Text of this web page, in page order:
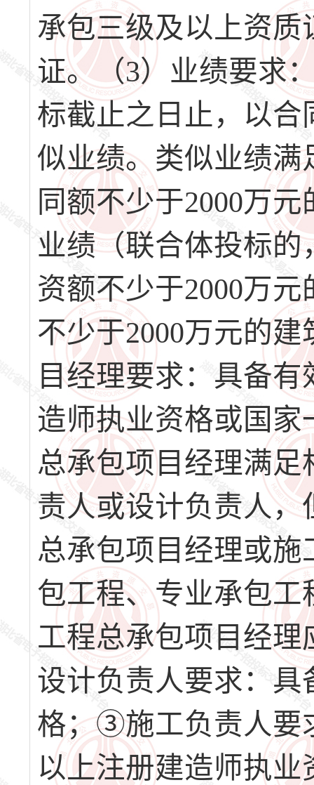
承包三级及以上资
证。（3）业绩要求
标截止之日止，以
似业绩。类似业绩
同额不少于2000万
业绩（联合体投标
资额不少于2000万
不少于2000万元的
目经理要求：具备
造师执业资格或国
总承包项目经理满
责人或设计负责人
总承包项目经理或
包工程、专业承包
工程总承包项目经
设计负责人要求：
格；③施工负责人要
以上注册建造师执